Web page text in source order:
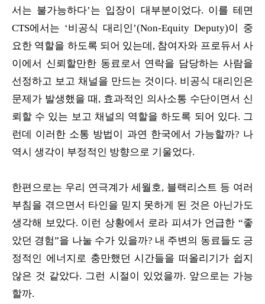
서는 불가능하다’는 입장이 대부분이었다. 이를 테면
CTS에서는 ‘비공식 대리인’(Non-Equity Deputy)이 중
요한 역할을 하도록 되어 있는데, 참여자와 프로듀서 사
이에서 신뢰할만한 동료로서 연락을 담당하는 사람을
선정하고 보고 채널을 만드는 것이다. 비공식 대리인은
문제가 발생했을 때, 효과적인 의사소통 수단이면서 신
뢰할 수 있는 보고 채널의 역할을 하도록 되어 있다. 그
런데 이러한 소통 방법이 과연 한국에서 가능할까? 나
역시 생각이 부정적인 방향으로 기울었다.
한편으로는 우리 연극계가 세월호, 블랙리스트 등 여러
부침을 겪으면서 타인을 믿지 못하게 된 것은 아닌가도
생각해 보았다. 이런 상황에서 로라 피셔가 언급한 “좋
았던 경험”을 나눌 수가 있을까? 내 주변의 동료들도 긍
정적인 에너지로 충만했던 시간들을 떠올리기가 쉽지
않은 것 같았다. 그런 시절이 있었을까. 앞으로는 가능
할까.